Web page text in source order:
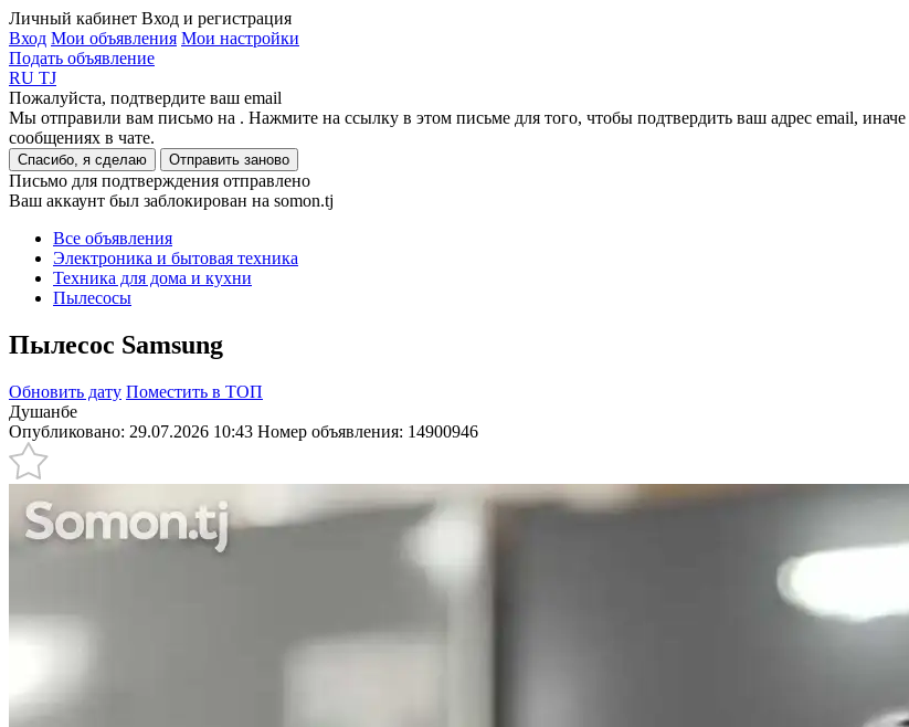
Личный кабинет Вход и регистрация
Вход Мои объявления Мои настройки
Подать объявление
RU TJ
Пожалуйста, подтвердите ваш email
Мы отправили вам письмо на . Нажмите на ссылку в этом письме для того, чтобы подтвердить ваш адрес email,
сообщениях в чате.
Спасибо, я сделаю Отправить заново
Письмо для подтверждения отправлено
Ваш аккаунт был заблокирован на somon.tj
Все объявления
Электроника и бытовая техника
Техника для дома и кухни
Пылесосы
Пылесос Samsung
Обновить дату Поместить в ТОП
Душанбе
Опубликовано: 29.07.2026 10:43 Номер объявления: 14900946